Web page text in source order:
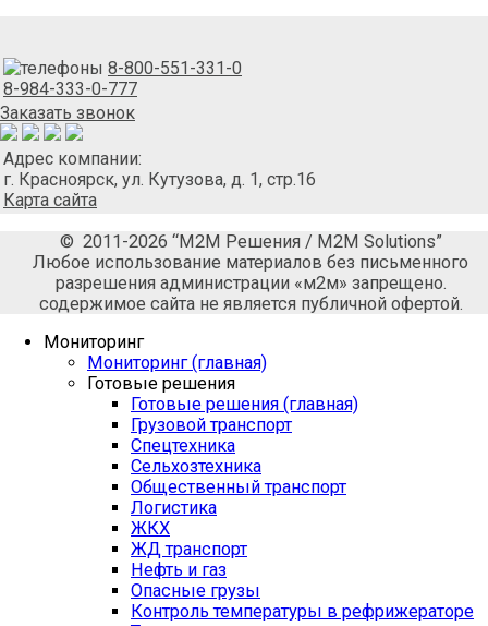
8-800-551-331-0
8-984-333-0-777
Заказать звонок
Адрес компании:
г. Красноярск, ул. Кутузова, д. 1, стр.16
Карта сайта
© 2011-2026 “М2М Решения / M2M Solutions”
Любое использование материалов без письменного
разрешения администрации «м2м» запрещено.
содержимое сайта не является публичной офертой.
Мониторинг
Мониторинг (главная)
Готовые решения
Готовые решения (главная)
Грузовой транспорт
Спецтехника
Сельхозтехника
Общественный транспорт
Логистика
ЖКХ
ЖД транспорт
Нефть и газ
Опасные грузы
Контроль температуры в рефрижераторе